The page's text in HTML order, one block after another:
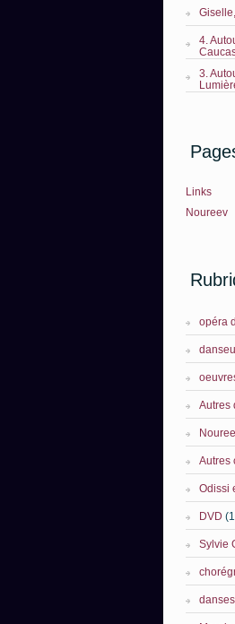
4.
3.
Links
Noureev
opéra
Autres
Autres
Odissi
DVD
Sylvie